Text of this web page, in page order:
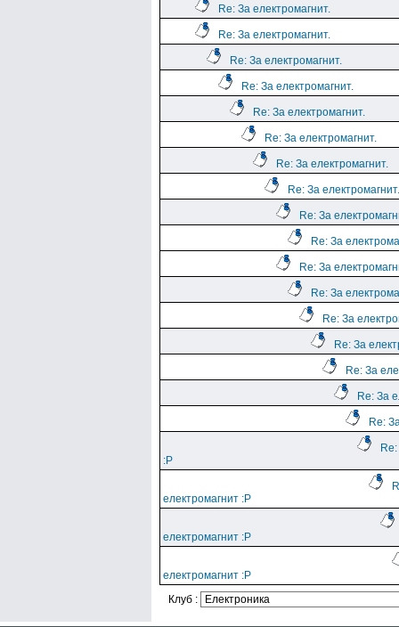
Re: За електромагнит.
Re: За електромагнит.
Re: За електромагнит.
Re: За електромагнит.
Re: За електромагнит.
Re: За електромагнит.
Re: За електромагнит.
Re: За електромагнит.
Re: За
Re: За
Re: За
Re: За
Re: За
Re: За
Re: За
Re: За
Re:
:Р
електромагнит :Р
електромагнит :Р
електромагнит :Р
Клуб :